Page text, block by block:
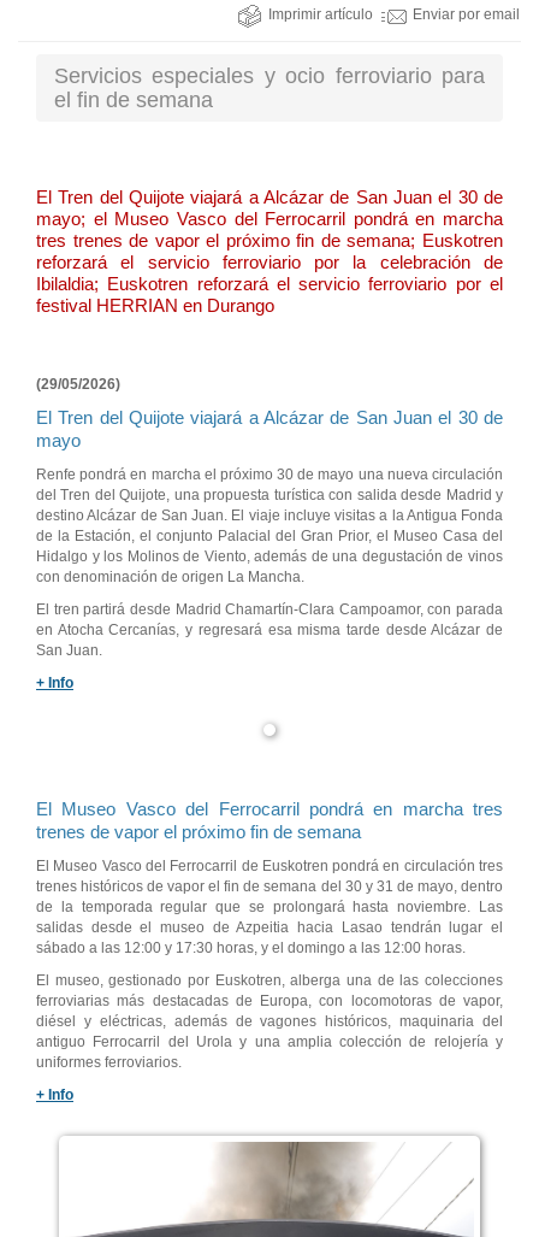
Imprimir artículo Enviar por email
Servicios especiales y ocio ferroviario para
el fin de semana
El Tren del Quijote viajará a Alcázar de San Juan el 30 de
mayo; el Museo Vasco del Ferrocarril pondrá en marcha
tres trenes de vapor el próximo fin de semana; Euskotren
reforzará el servicio ferroviario por la celebración de
Ibilaldia; Euskotren reforzará el servicio ferroviario por el
festival HERRIAN en Durango
(29/05/2026)
El Tren del Quijote viajará a Alcázar de San Juan el 30 de
mayo
Renfe pondrá en marcha el próximo 30 de mayo una nueva circulación
del Tren del Quijote, una propuesta turística con salida desde Madrid y
destino Alcázar de San Juan. El viaje incluye visitas a la Antigua Fonda
de la Estación, el conjunto Palacial del Gran Prior, el Museo Casa del
Hidalgo y los Molinos de Viento, además de una degustación de vinos
con denominación de origen La Mancha.
El tren partirá desde Madrid Chamartín-Clara Campoamor, con parada
en Atocha Cercanías, y regresará esa misma tarde desde Alcázar de
San Juan.
+ Info
El Museo Vasco del Ferrocarril pondrá en marcha tres
trenes de vapor el próximo fin de semana
El Museo Vasco del Ferrocarril de Euskotren pondrá en circulación tres
trenes históricos de vapor el fin de semana del 30 y 31 de mayo, dentro
de la temporada regular que se prolongará hasta noviembre. Las
salidas desde el museo de Azpeitia hacia Lasao tendrán lugar el
sábado a las 12:00 y 17:30 horas, y el domingo a las 12:00 horas.
El museo, gestionado por Euskotren, alberga una de las colecciones
ferroviarias más destacadas de Europa, con locomotoras de vapor,
diésel y eléctricas, además de vagones históricos, maquinaria del
antiguo Ferrocarril del Urola y una amplia colección de relojería y
uniformes ferroviarios.
+ Info